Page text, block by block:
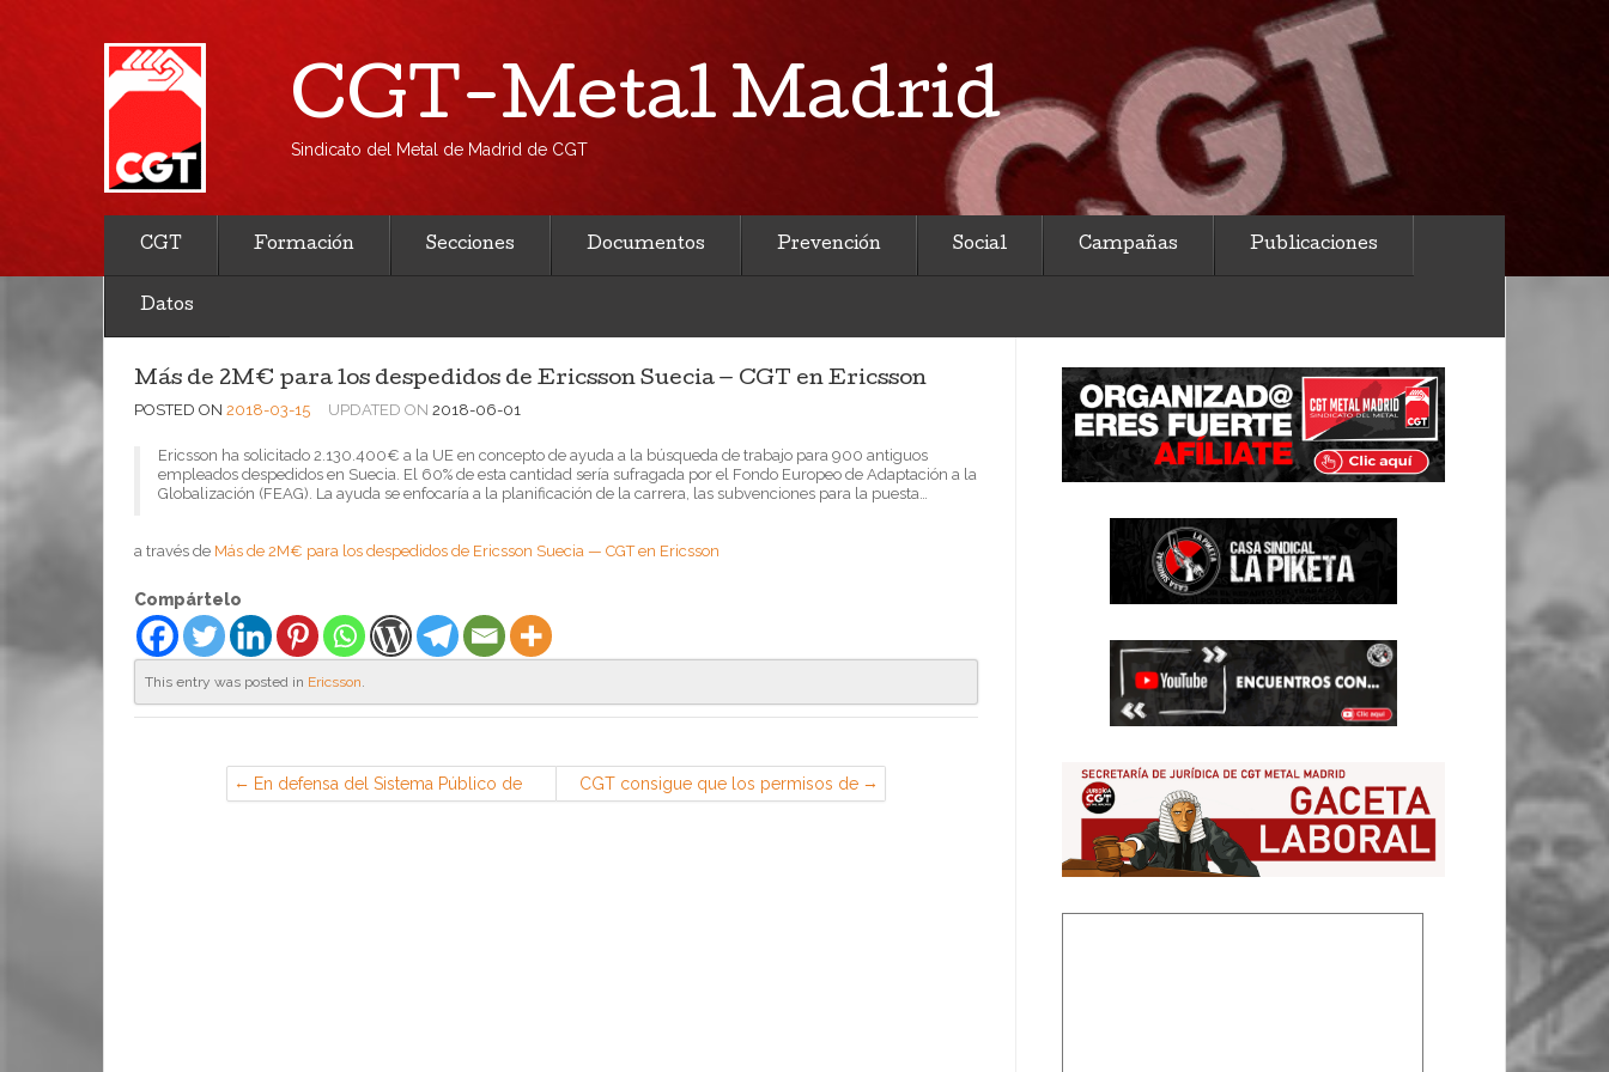
CGT-Metal Madrid
Sindicato del Metal de Madrid de CGT
CGT Formación Secciones Documentos Prevención Social Campañas Publicaciones
Datos
Más de 2M€ para los despedidos de Ericsson Suecia — CGT en Ericsson
POSTED ON 2018-03-15 UPDATED ON 2018-06-01
Ericsson ha solicitado 2.130.400€ a la UE en concepto de ayuda a la búsqueda de trabajo para 900 antiguos
empleados despedidos en Suecia. El 60% de esta cantidad sería sufragada por el Fondo Europeo de Adaptación a la
Globalización (FEAG). La ayuda se enfocaría a la planificación de la carrera, las subvenciones para la puesta…
a través de Más de 2M€ para los despedidos de Ericsson Suecia — CGT en Ericsson
Compártelo
This entry was posted in Ericsson.
En defensa del Sistema Público de
Pensiones, el 17 de marzo todos y
CGT consigue que los permisos de
matrimonio, nacimiento y